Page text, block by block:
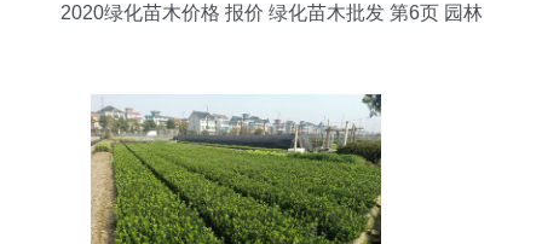
2020绿化苗木价格 报价 绿化苗木批发 第6页 园林